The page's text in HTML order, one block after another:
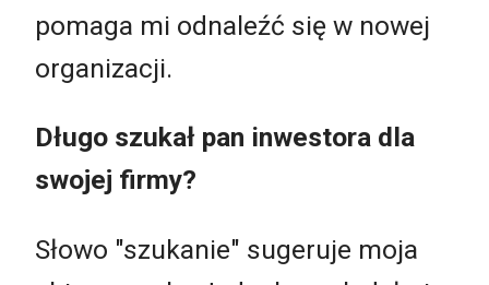
pomaga mi odnaleźć się w nowej
organizacji.
Długo szukał pan inwestora dla
swojej firmy?
Słowo "szukanie" sugeruje moja